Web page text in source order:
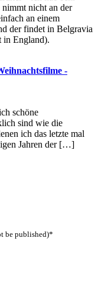
nicht an der
an einem
der findet in Belgravia
in England).
-
schöne
sind wie die
ich das letzte mal
Jahren der […]
be published)*